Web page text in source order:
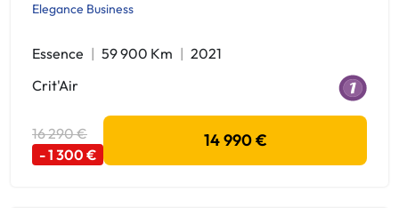
Elegance Business
Essence 59 900 Km
2021
Crit'Air
16 290 €
- 1 300 €
14 990 €